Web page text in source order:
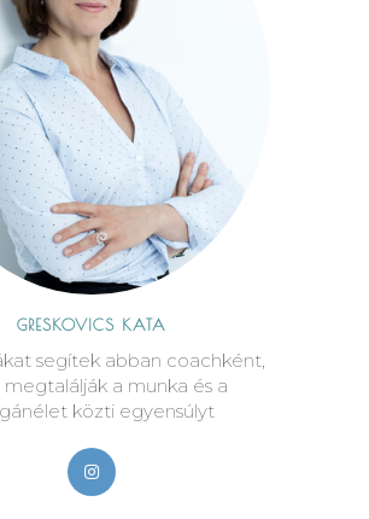
GRESKOVICS KATA
segítek abban coachként,
a munka és a
közti egyensúlyt